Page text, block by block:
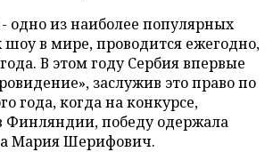
одно из наиболее популярных
в мире, проводится ежегодно,
В этом году Сербия впервые
заслужив это право по
года, когда на конкурсе,
победу одержала
Мария Шерифович.